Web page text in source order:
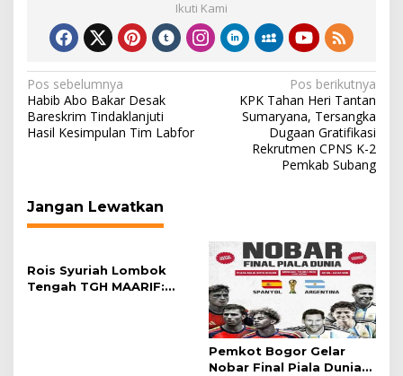
Ikuti Kami
Navigasi
pos
Pos sebelumnya
Habib Abo Bakar Desak
Bareskrim Tindaklanjuti
Hasil Kesimpulan Tim Labfor
Pos berikutnya
KPK Tahan Heri Tantan
Sumaryana, Tersangka
Dugaan Gratifikasi
Rekrutmen CPNS K-2
Pemkab Subang
Jangan Lewatkan
Rois Syuriah Lombok
Tengah TGH MAARIF:
Pemkot Bogor Gelar
Nobar Final Piala Dunia